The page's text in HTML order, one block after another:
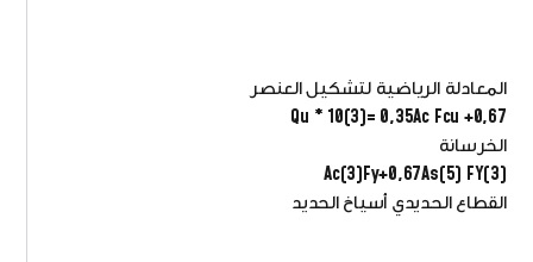
المعادلة الرياضية لتشكيل العنصر
Qu * 10(3)= 0,35Ac Fcu +0,67
الخرسانة
Ac(3)Fy+0,67As(5) FY(3)
القطاع الحديدي أسياخ الحديد